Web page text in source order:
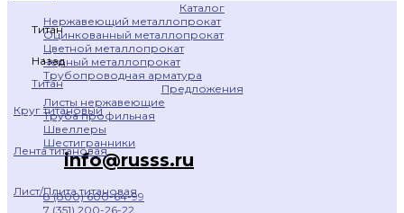
Титан
Назад
Титан
Круг титановый
Лента титановая
Лист/Плита титановая
Каталог
Нержавеющий металлопрокат
Оцинкованный металлопрокат
Цветной металлопрокат
Черный металлопрокат
Трубопроводная арматура
Предложения
Листы нержавеющие
Труба профильная
Швеллеры
Шестигранники
info@russs.ru
8 (800) 600-64-99
7 (351) 200-26-22